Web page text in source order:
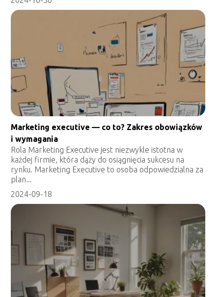
Marketing executive — co to? Zakres obowiązków
i wymagania
Rola Marketing Executive jest niezwykle istotna w
każdej firmie, która dąży do osiągnięcia sukcesu na
rynku. Marketing Executive to osoba odpowiedzialna za
plan...
2024-09-18